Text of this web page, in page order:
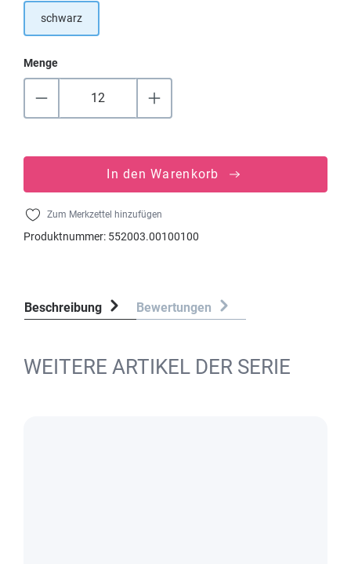
schwarz
Menge
In den Warenkorb
Zum Merkzettel hinzufügen
Produktnummer: 552003.00100100
Beschreibung Bewertungen
WEITERE ARTIKEL DER SERIE